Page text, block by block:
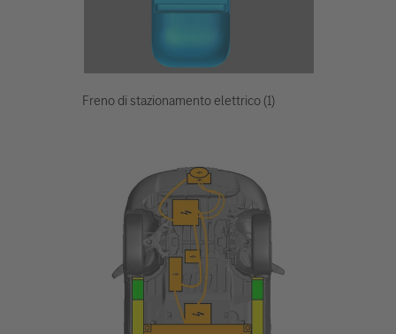
Freno di stazionamento elettrico (1)